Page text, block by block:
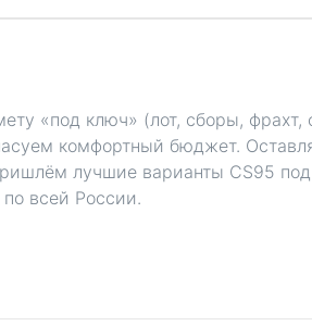
«под ключ» (лот, сборы, фрахт,
комфортный бюджет.
лучшие варианты CS95
всей России.